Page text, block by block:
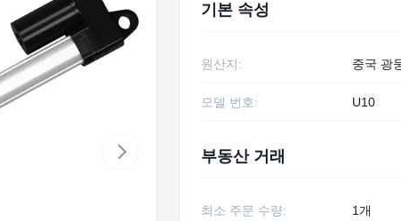
기본 속성
원산지: 중국 광
모델 번호: U10
부동산 거래
최소 주문 수량: 1개